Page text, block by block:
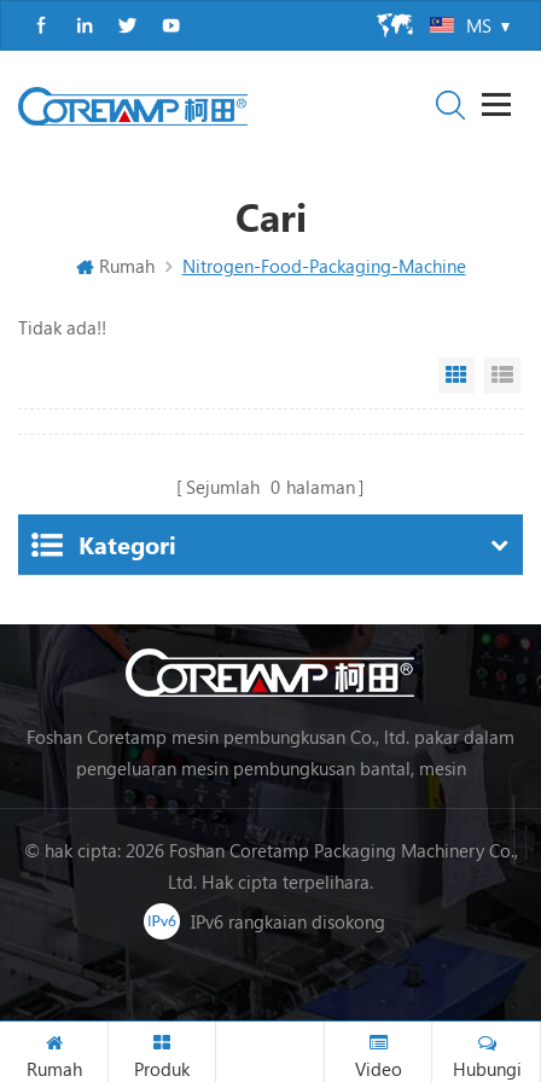
MS
Cari
Rumah Nitrogen-Food-Packaging-Machine
Tidak ada!!
Grid
Sejumlah 0 halaman
Kategori
Foshan Coretamp mesin pembungkusan Co., ltd. pakar dalam
pengeluaran mesin pembungkusan bantal, mesin
pembungkusan menegak, mesin pembungkusan barisan
pemprosesan makanan, mesin pembungkusan sayur-sayuran,
mesin pembungkusan, dll.
© hak cipta: 2026 Foshan Coretamp Packaging Machinery Co.,
Ltd. Hak cipta terpelihara.
IPv6 rangkaian disokong
Rumah Produk Video Hubungi